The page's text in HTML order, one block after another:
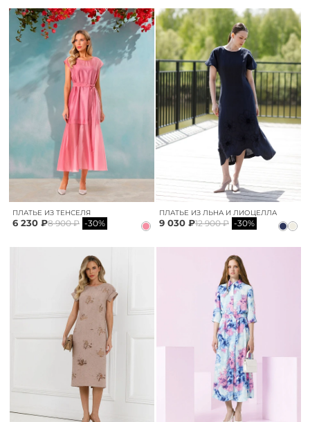
ПЛАТЬЕ ИЗ ТЕНСЕЛЯ
6 230 ₽8 900 ₽ -30%
ПЛАТЬЕ ИЗ ЛЬНА И ЛИОЦЕЛЛА
9 030 ₽12 900 ₽ -30%